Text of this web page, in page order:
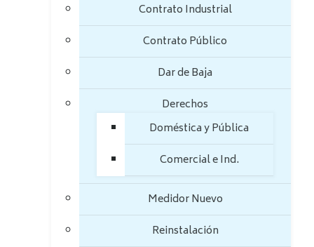
Contrato Industrial
Contrato Público
Dar de Baja
Derechos
Doméstica y Pública
Comercial e Ind.
Medidor Nuevo
Reinstalación